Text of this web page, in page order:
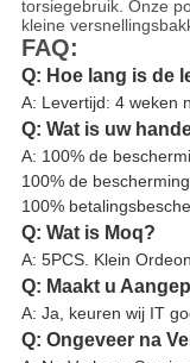
torsiegebruik. Onze
kleine
FAQ:
Q: Hoe lang is de
A: Levertijd: 4 weken
Q: Wat is uw
A: 100% de
100% de
100%
Q: Wat is Moq?
A: 5PCS. Klein
Q: Maakt u
A: Ja, keuren wij IT
Q: Ongeveer na